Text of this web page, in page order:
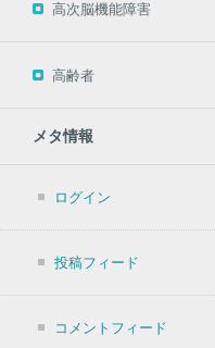
高次脳機能障害
高齢者
メタ情報
ログイン
投稿フィード
コメントフィード